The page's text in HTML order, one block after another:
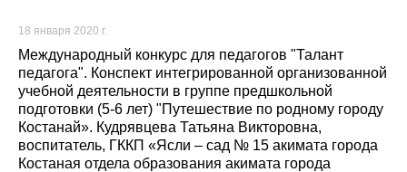
18 января 2020 г.
Международный конкурс для педагогов "Талант
педагога". Конспект интегрированной организованной
учебной деятельности в группе предшкольной
подготовки (5-6 лет) "Путешествие по родному городу
Костанай». Кудрявцева Татьяна Викторовна,
воспитатель, ГККП «Ясли – сад № 15 акимата города
Костаная отдела образования акимата города